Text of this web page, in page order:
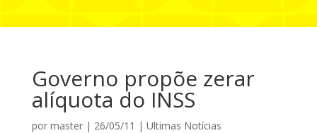
Governo propõe zerar
alíquota do INSS
por master| 26/05/11 | Ultimas Notícias